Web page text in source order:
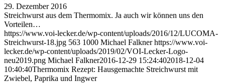
29. Dezember 2016
Streichwurst aus dem Thermomix. Ja auch wir können uns den
Vorteilen…
https://www.voi-lecker.de/wp-content/uploads/2016/12/LUCOMA-
Streichwurst-18.jpg 563 1000 Michael Falkner https://www.voi-
lecker.de/wp-content/uploads/2019/02/VOI-Lecker-Logo-
neu2019.png Michael Falkner2016-12-29 15:24:402018-12-04
10:40:40Thermomix Rezept: Hausgemachte Streichwurst mit
Zwiebel, Paprika und Ingwer